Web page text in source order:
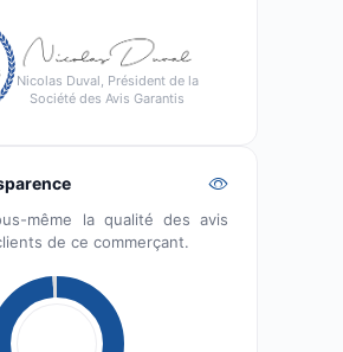
Nicolas Duval, Président de la
Société des Avis Garantis
même la qualité des avis
de ce commerçant.